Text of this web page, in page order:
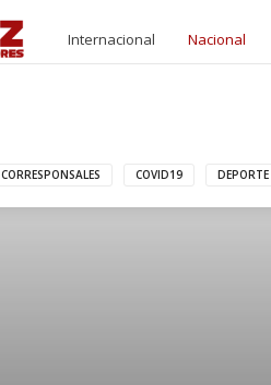
Internacional Nacional
CORRESPONSALES COVID19 DEPORTE